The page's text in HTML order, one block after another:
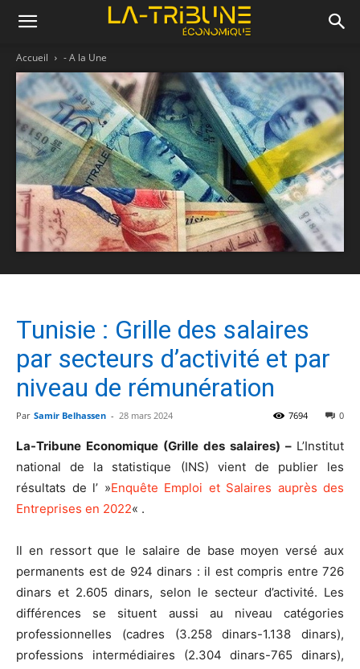
Accueil - A la Une
Tunisie : Grille des salaires
par secteurs d’activité et par
niveau de rémunération
Par Samir Belhassen - 28 mars 2024 0
7694
La-Tribune Economique (Grille des salaires) – L’Institut
national de la statistique (INS) vient de publier les
résultats de l’ »Enquête Emploi et Salaires auprès des
Entreprises en 2022« .
Il en ressort que le salaire de base moyen versé aux
permanents est de 924 dinars : il est compris entre 726
dinars et 2.605 dinars, selon le secteur d’activité. Les
différences se situent aussi au niveau catégories
professionnelles (cadres (3.258 dinars-1.138 dinars),
professions intermédiaires (2.304 dinars-765 dinars),